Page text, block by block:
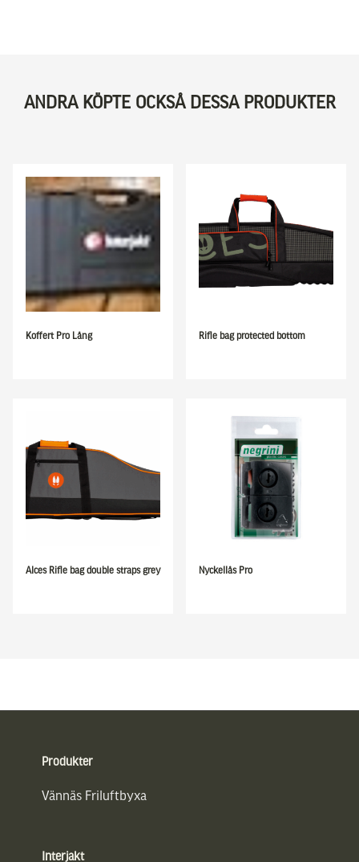
ANDRA KÖPTE OCKSÅ DESSA PRODUKTER
Koffert Pro Lång Rifle bag protected bottom
Alces Rifle bag double straps grey Nyckellås Pro
Produkter
Vännäs Friluftbyxa
Interjakt